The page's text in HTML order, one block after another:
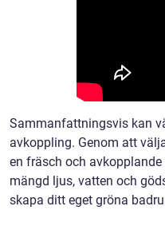
Sammanfattningsvis kan
avkoppling. Genom att
en fräsch och
mängd ljus, vatten och
skapa ditt eget gröna